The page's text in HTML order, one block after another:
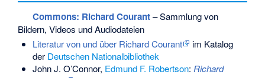
Commons: Richard Courant– Sammlung von
Bildern, Videos und Audiodateien
Literatur von und über Richard Courant
im Katalog
der Deutschen Nationalbibliothek
John J. O’Connor, Edmund F. Robertson: Richard